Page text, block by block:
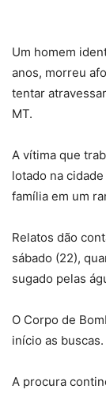
Um homem
anos, morreu
tentar
MT.
A vítima que
lotado na
família em um
Relatos dão
sábado (22),
sugado pelas
O Corpo de
início as buscas.
A procura